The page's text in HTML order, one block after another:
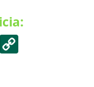
W